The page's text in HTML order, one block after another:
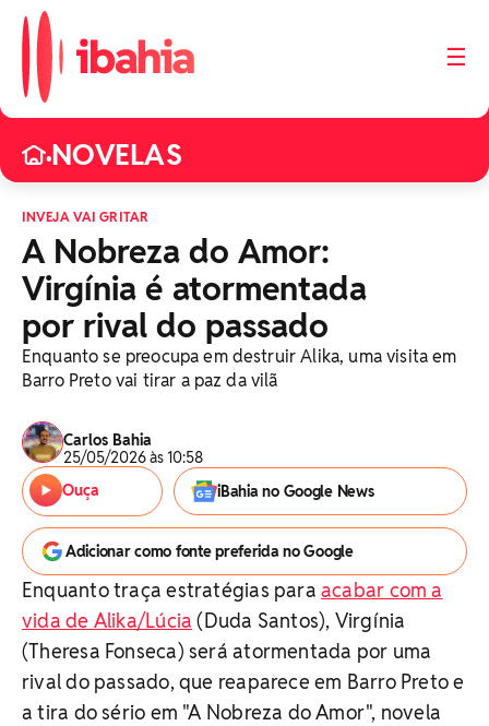
☰
•NOVELAS
INVEJA VAI GRITAR
A Nobreza do Amor:
Virgínia é atormentada
por rival do passado
Enquanto se preocupa em destruir Alika, uma visita em
Barro Preto vai tirar a paz da vilã
Carlos Bahia
25/05/2026 às 10:58
Ouça
iBahia no Google News
Adicionar como fonte preferida no Google
Enquanto traça estratégias paraacabar com a
vida de Alika/Lúcia (Duda Santos), Virgínia
(Theresa Fonseca) será atormentada por uma
rival do passado, que reaparece em Barro Preto e
a tira do sério em "A Nobreza do Amor", novela